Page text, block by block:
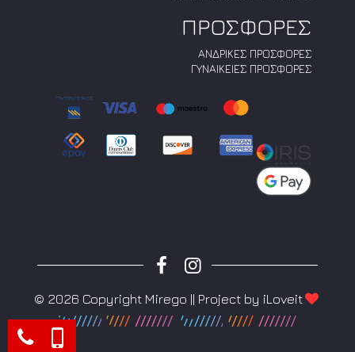
ΠΡΟΣΦΟΡΕΣ
ΑΝΔΡΙΚΕΣ ΠΡΟΣΦΟΡΕΣ
ΓΥΝΑΙΚΕΙΕΣ ΠΡΟΣΦΟΡΕΣ
© 2026 Copyright Mirego || Project by iLoveit